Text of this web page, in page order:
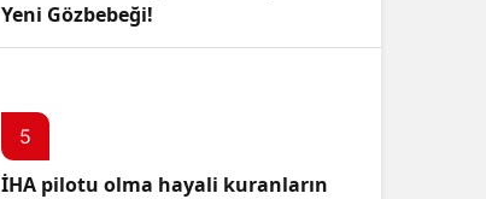
Yeni Gözbebeği!
5
İHA pilotu olma hayali kuranların